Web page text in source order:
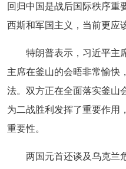
回归中国是战后国际秩序重
西斯和军国主义，当前更应
特朗普表示，习近平主
主席在釜山的会晤非常愉快
法。双方正在全面落实釜山
为二战胜利发挥了重要作用
重要性。
两国元首还谈及乌克兰